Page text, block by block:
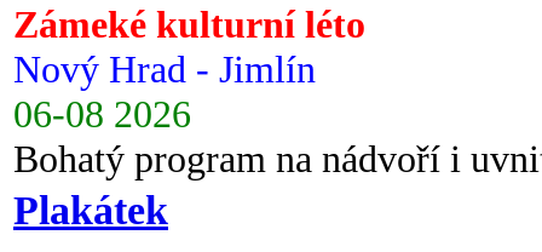
Zámeké kulturní léto
Nový Hrad - Jimlín
06-08 2026
Bohatý program na nádvoří i
Plakátek